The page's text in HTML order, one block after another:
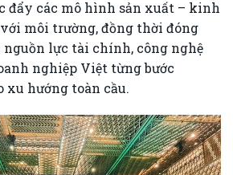
đẩy các mô hình sản xuất – kinh
môi trường, đồng thời đóng
lực tài chính, công nghệ
nghiệp Việt từng bước
hướng toàn cầu.